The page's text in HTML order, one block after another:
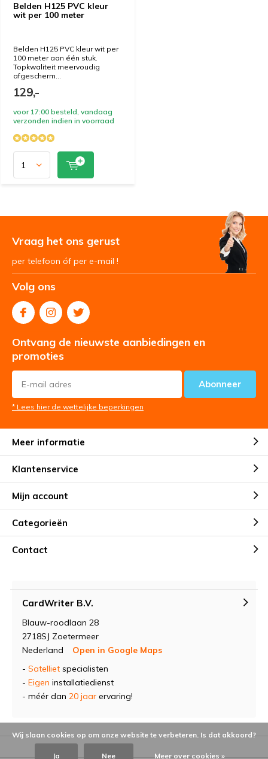
Belden H125 PVC kleur
wit per 100 meter
Belden H125 PVC kleur wit per
100 meter aan één stuk.
Topkwaliteit meervoudig
afgescherm...
129,-
voor 17:00 besteld, vandaag
verzonden indien in voorraad
Vraag het ons gerust
per telefoon óf per e-mail !
Volg ons
Ontvang de nieuwste aanbiedingen en
promoties
Abonneer
* Lees hier de wettelijke beperkingen
Meer informatie
Klantenservice
Mijn account
Categorieën
Contact
CardWriter B.V.
Blauw-roodlaan 28
2718SJ Zoetermeer
Nederland
Open in Google Maps
- Satelliet specialisten
- Eigen installatiedienst
- méér dan 20 jaar ervaring!
Wij slaan cookies op om onze website te verbeteren. Is dat akkoord?
Ja Nee Meer over cookies »